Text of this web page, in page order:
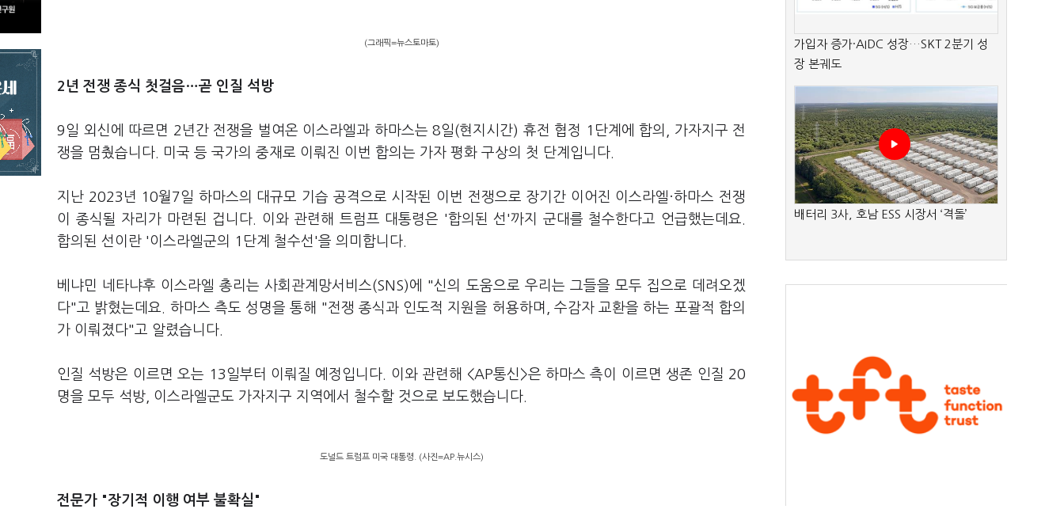
(그래픽=뉴스토마토)
2년 전쟁 종식 첫걸음…곧 인질 석방
9일 외신에 따르면 2년간 전쟁을 벌여온 이스라엘과 하마스는 8일(현지시간) 휴전 협정 1단계에 합의, 가자지구 전
쟁을 멈췄습니다. 미국 등 국가의 중재로 이뤄진 이번 합의는 가자 평화 구상의 첫 단계입니다.
지난 2023년 10월7일 하마스의 대규모 기습 공격으로 시작된 이번 전쟁으로 장기간 이어진 이스라엘·하마스 전쟁
이 종식될 자리가 마련된 겁니다. 이와 관련해 트럼프 대통령은 '합의된 선'까지 군대를 철수한다고 언급했는데요.
합의된 선이란 '이스라엘군의 1단계 철수선'을 의미합니다.
베냐민 네타냐후 이스라엘 총리는 사회관계망서비스(SNS)에 "신의 도움으로 우리는 그들을 모두 집으로 데려오겠
다"고 밝혔는데요. 하마스 측도 성명을 통해 "전쟁 종식과 인도적 지원을 허용하며, 수감자 교환을 하는 포괄적 합의
가 이뤄졌다"고 알렸습니다.
인질 석방은 이르면 오는 13일부터 이뤄질 예정입니다. 이와 관련해 <AP통신>은 하마스 측이 이르면 생존 인질 20
명을 모두 석방, 이스라엘군도 가자지구 지역에서 철수할 것으로 보도했습니다.
도널드 트럼프 미국 대통령. (사진=AP.뉴시스)
전문가 "장기적 이행 여부 불확실"
가입자 증가·AIDC 성장…SKT 2분기 성
장 본궤도
배터리 3사, 호남 ESS 시장서 ‘격돌’